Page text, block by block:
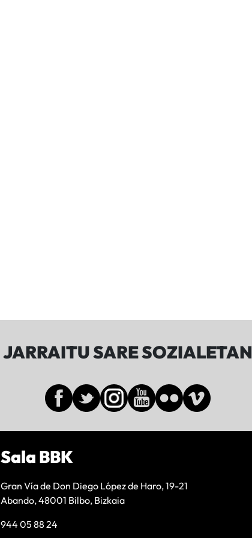
JARRAITU SARE SOZIALETAN
Sala BBK
Gran Vía de Don Diego López de Haro, 19-21
Abando, 48001 Bilbo, Bizkaia
944 05 88 24